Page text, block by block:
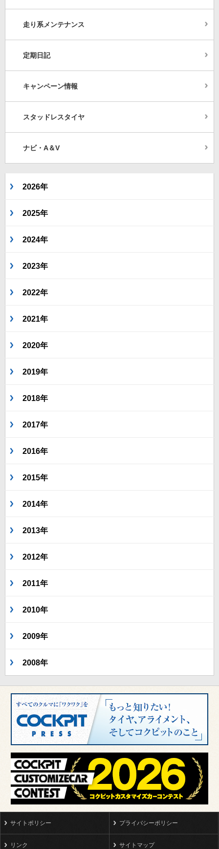
走り系メンテナンス
定期日記
キャンペーン情報
スタッドレスタイヤ
ナビ・A＆V
2026年
2025年
2024年
2023年
2022年
2021年
2020年
2019年
2018年
2017年
2016年
2015年
2014年
2013年
2012年
2011年
2010年
2009年
2008年
サイトポリシー プライバシーポリシー
リンク サイトマップ